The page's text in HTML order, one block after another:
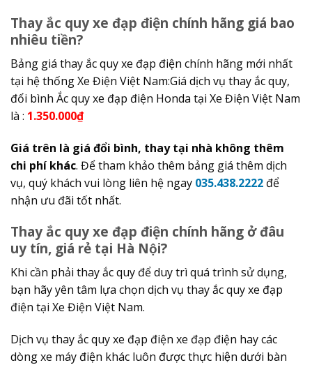
Thay ắc quy xe đạp điện chính hãng giá bao
nhiêu tiền?
Bảng giá thay ắc quy xe đạp điện chính hãng mới nhất
tại hệ thống Xe Điện Việt Nam:Giá dịch vụ thay ắc quy,
đổi bình Ắc quy xe đạp điện Honda tại Xe Điện Việt Nam
là : 1.350.000₫
Giá trên là giá đổi bình, thay tại nhà không thêm
chi phí khác. Để tham khảo thêm bảng giá thêm dịch
vụ, quý khách vui lòng liên hệ ngay 035.438.2222 để
nhận ưu đãi tốt nhất.
Thay ắc quy xe đạp điện chính hãng ở đâu
uy tín, giá rẻ tại Hà Nội?
Khi cần phải thay ắc quy để duy trì quá trình sử dụng,
bạn hãy yên tâm lựa chọn dịch vụ thay ắc quy xe đạp
điện tại Xe Điện Việt Nam.
Dịch vụ thay ắc quy xe đạp điện xe đạp điện hay các
dòng xe máy điện khác luôn được thực hiện dưới bàn